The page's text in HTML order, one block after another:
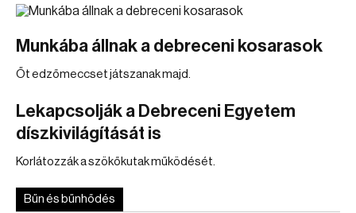
Munkába állnak a debreceni kosarasok
Őt edzőmeccset játszanak majd.
Lekapcsolják a Debreceni Egyetem
díszkivilágítását is
Korlátozzák a szökőkutak működését.
Bűn és bűnhődés